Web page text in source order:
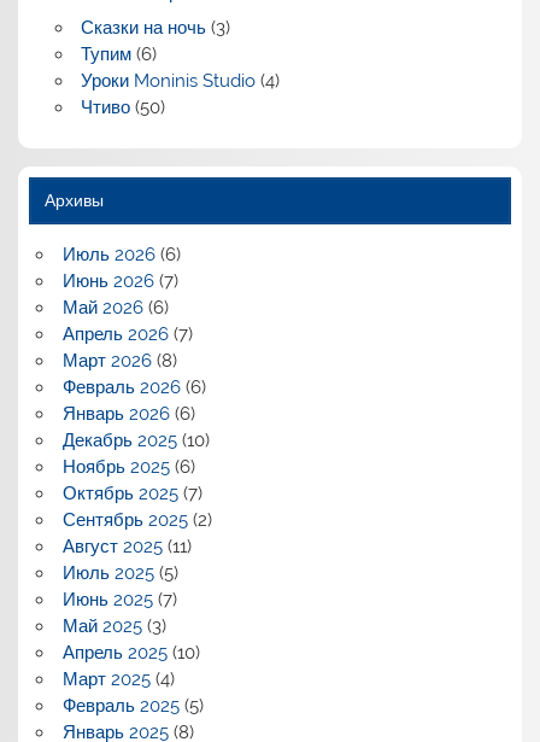
Сказки на ночь(3)
Тупим(6)
Уроки Moninis Studio(4)
Чтиво(50)
Архивы
Июль 2026(6)
Июнь 2026(7)
Май 2026(6)
Апрель 2026(7)
Март 2026(8)
Февраль 2026(6)
Январь 2026(6)
Декабрь 2025(10)
Ноябрь 2025(6)
Октябрь 2025(7)
Сентябрь 2025(2)
Август 2025(11)
Июль 2025(5)
Июнь 2025(7)
Май 2025(3)
Апрель 2025(10)
Март 2025(4)
Февраль 2025(5)
Январь 2025(8)